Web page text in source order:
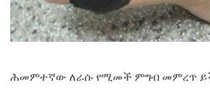
ሕመምተኛው ለራሱ የሚመች ምግብ መምረጥ